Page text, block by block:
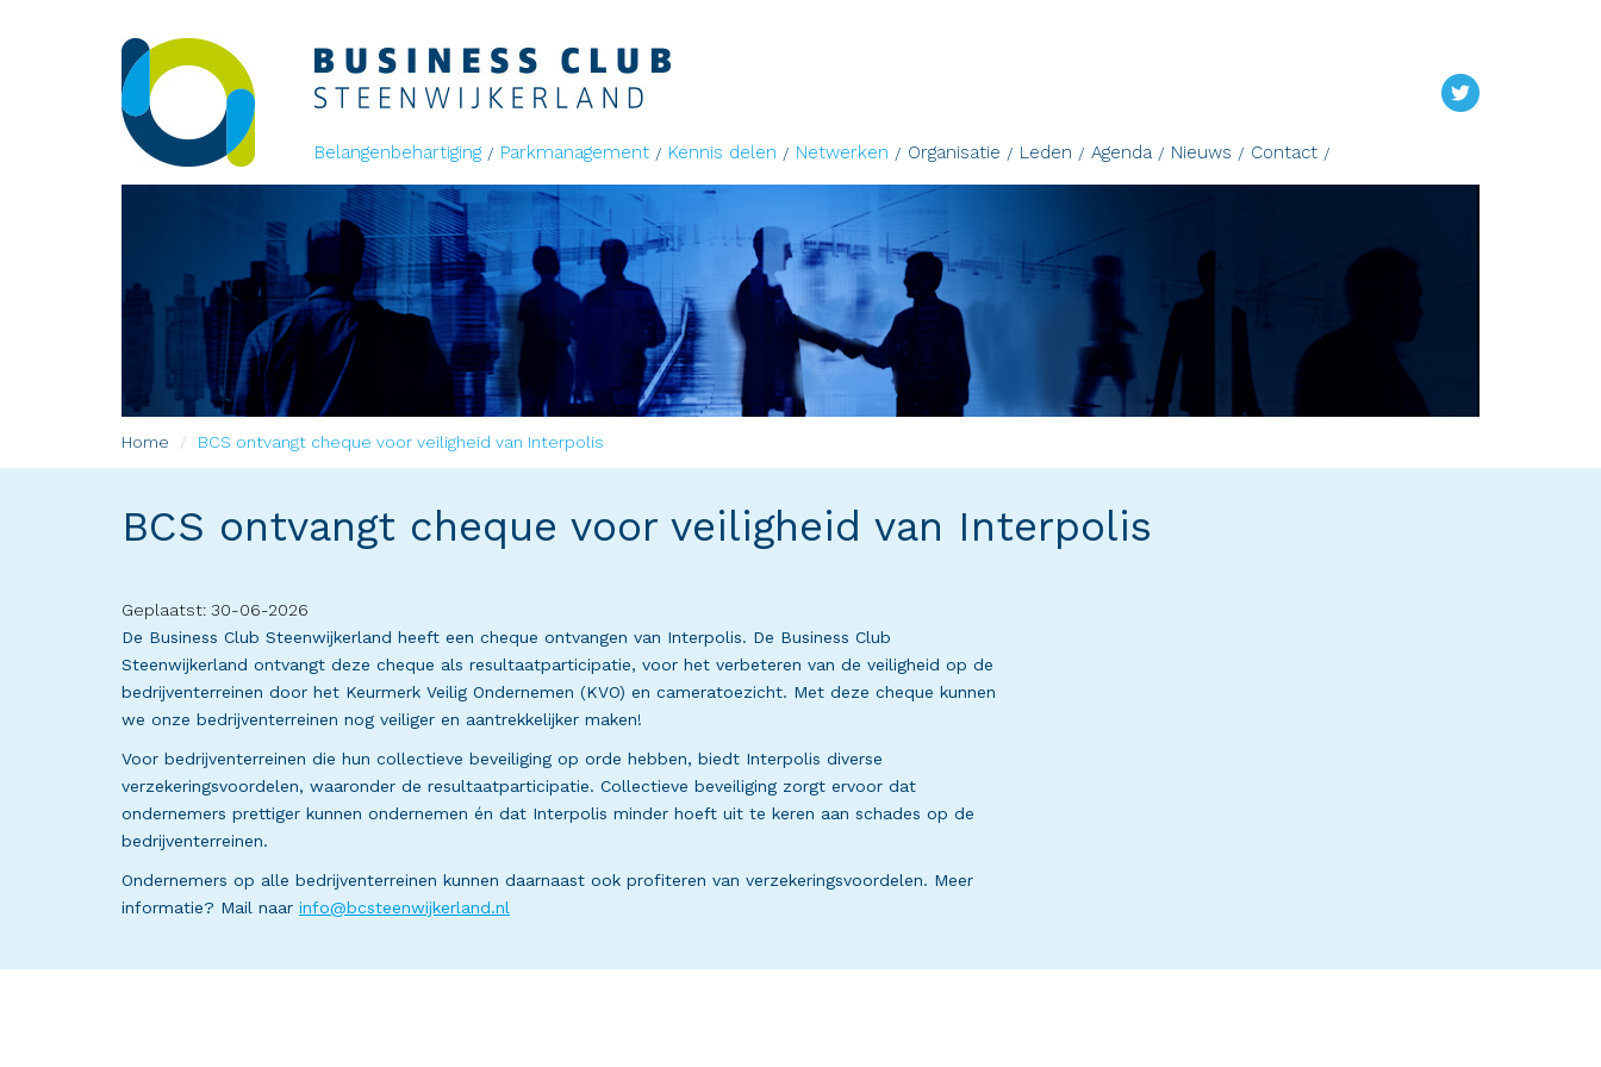
Belangenbehartiging Parkmanagement Kennis delen Netwerken Organisatie Leden Agenda Nieuws Contact
Home BCS ontvangt cheque voor veiligheid van Interpolis
BCS ontvangt cheque voor veiligheid van Interpolis
Geplaatst: 30-06-2026
De Business Club Steenwijkerland heeft een cheque ontvangen van Interpolis. De Business Club
Steenwijkerland ontvangt deze cheque als resultaatparticipatie, voor het verbeteren van de veiligheid op de
bedrijventerreinen door het Keurmerk Veilig Ondernemen (KVO) en cameratoezicht. Met deze cheque kunnen
we onze bedrijventerreinen nog veiliger en aantrekkelijker maken!
Voor bedrijventerreinen die hun collectieve beveiliging op orde hebben, biedt Interpolis diverse
verzekeringsvoordelen, waaronder de resultaatparticipatie. Collectieve beveiliging zorgt ervoor dat
ondernemers prettiger kunnen ondernemen én dat Interpolis minder hoeft uit te keren aan schades op de
bedrijventerreinen.
Ondernemers op alle bedrijventerreinen kunnen daarnaast ook profiteren van verzekeringsvoordelen. Meer
informatie? Mail naar info@bcsteenwijkerland.nl